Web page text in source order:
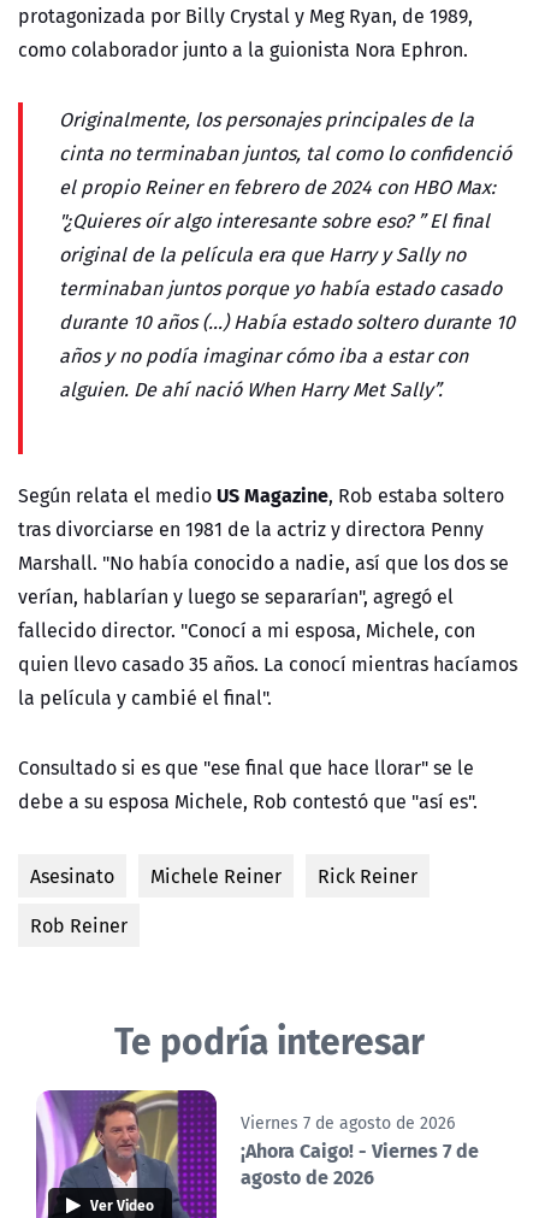
protagonizada por Billy Crystal y Meg Ryan, de 1989,
como colaborador junto a la guionista Nora Ephron.
Originalmente, los personajes principales de la
cinta no terminaban juntos, tal como lo confidenció
el propio Reiner en febrero de 2024 con HBO Max:
"¿Quieres oír algo interesante sobre eso? ” El final
original de la película era que Harry y Sally no
terminaban juntos porque yo había estado casado
durante 10 años (...) Había estado soltero durante 10
años y no podía imaginar cómo iba a estar con
alguien. De ahí nació When Harry Met Sally”.
Según relata el medioUS Magazine, Rob estaba soltero
tras divorciarse en 1981 de la actriz y directora Penny
Marshall. "No había conocido a nadie, así que los dos se
verían, hablarían y luego se separarían", agregó el
fallecido director. "Conocí a mi esposa, Michele, con
quien llevo casado 35 años. La conocí mientras hacíamos
la película y cambié el final".
Consultado si es que "ese final que hace llorar" se le
debe a su esposa Michele, Rob contestó que "así es".
Asesinato Michele Reiner
Rick Reiner
Rob Reiner
Te podría interesar
Ver Video
Viernes 7 de agosto de 2026
¡Ahora Caigo! - Viernes 7 de
agosto de 2026